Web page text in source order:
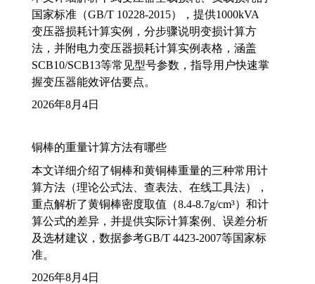
国家标准（GB/T 10228-2015），提供1000kVA
变压器损耗计算实例，分步骤说明变损计算方
法，并附电力变压器损耗计算实例表格，涵盖
SCB10/SCB13等常见型号参数，指导用户快速掌
握变压器能效评估要点。
2026年8月4日
铜棒的重量计算方法有哪些
本文详细介绍了铜棒和黄铜棒重量的三种常用计
算方法（理论公式法、查表法、在线工具法），
重点解析了黄铜棒密度取值（8.4-8.7g/cm³）和计
算公式的差异，并提供实际计算案例、误差分析
及选材建议，数据参考GB/T 4423-2007等国家标
准。
2026年8月4日